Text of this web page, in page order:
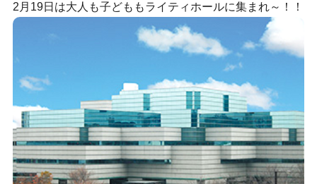
2月19日は大人も子どももライティホールに集まれ～！！